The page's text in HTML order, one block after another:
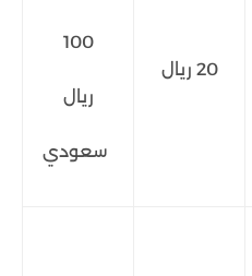
20 ريال
100
ريال
سعودي